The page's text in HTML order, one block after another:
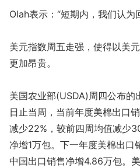
Olah表示：“短期内，我们认为
美元指数周五走强，使得以美
更加昂贵。
美国农业部(USDA)周四公布的
日止当周，当前年度美棉出口
减少22%，较前四周均值减少
净增1万包。下一年度美棉出
中国出口销售净增4.86万包。